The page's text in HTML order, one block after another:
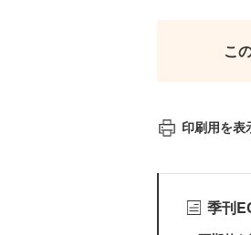
こ
印刷用を表
季刊